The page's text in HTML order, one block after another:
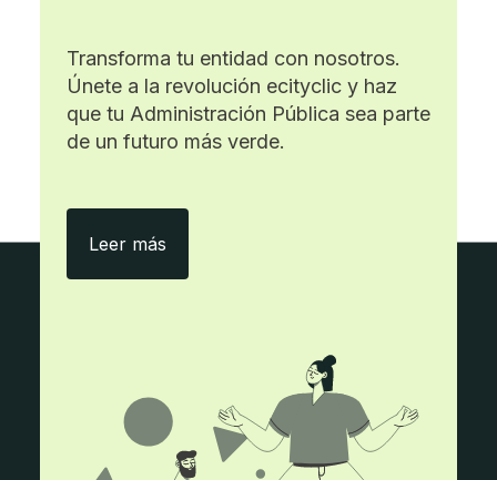
Transforma tu entidad con nosotros.
Únete a la revolución ecityclic y haz
que tu Administración Pública sea parte
de un futuro más verde.
Leer más Con ecityclic, menos papel y más